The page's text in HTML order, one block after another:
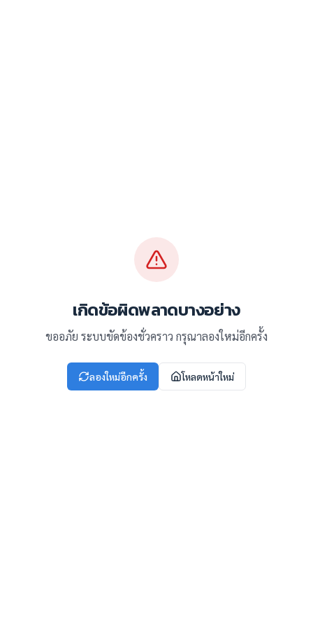
เกิดข้อผิดพลาดบางอย่าง
ขออภัย ระบบขัดข้องชั่วคราว กรุณาลองใหม่อีกครั้ง
ลองใหม่อีกครั้ง โหลดหน้าใหม่